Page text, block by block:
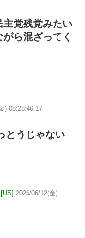
主党残党みたい
ら混ざってく
) 08:28:46.17
とうじゃない
2026/06/12(金)